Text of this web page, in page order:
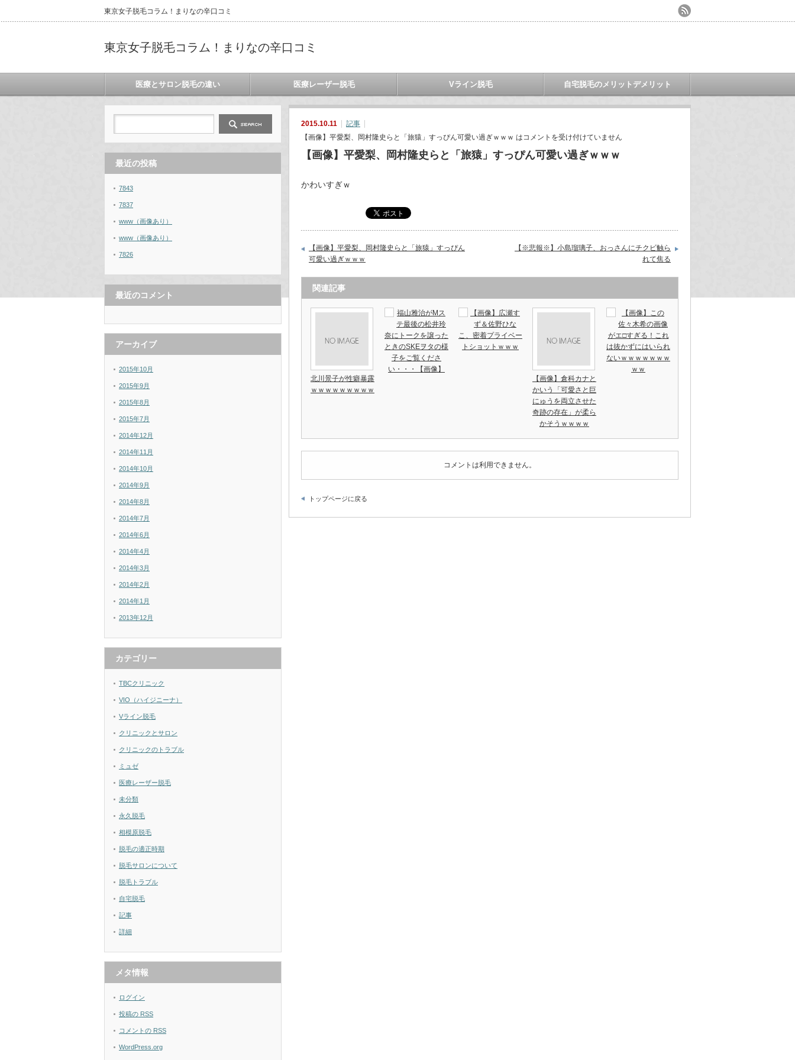
東京女子脱毛コラム！まりなの辛口コミ
東京女子脱毛コラム！まりなの辛口コミ
医療とサロン脱毛の違い 医療レーザー脱毛 Vライン脱毛 自宅脱毛のメリットデメリット
2015.10.11
記事
【画像】平愛梨、岡村隆史らと「旅猿」すっぴん可愛い過ぎｗｗｗ はコメントを受け付けていません
【画像】平愛梨、岡村隆史らと「旅猿」すっぴん可愛い過ぎｗｗｗ
かわいすぎｗ
【画像】平愛梨、岡村隆史らと「旅猿」すっぴん
可愛い過ぎｗｗｗ
【※悲報※】小島瑠璃子、おっさんにチクビ触ら
れて焦る
関連記事
北川景子が性癖暴露
ｗｗｗｗｗｗｗｗｗ
福山雅治がMス
テ最後の松井玲
奈にトークを譲った
ときのSKEヲタの様
子をご覧くださ
い・・・【画像】
【画像】広瀬す
ず＆佐野ひな
こ、密着プライベー
トショットｗｗｗ
【画像】倉科カナと
かいう「可愛さと巨
にゅうを両立させた
奇跡の存在」が柔ら
かそうｗｗｗｗ
【画像】この
佐々木希の画像
がエ□すぎる！これ
は抜かずにはいられ
ないｗｗｗｗｗｗｗ
ｗｗ
コメントは利用できません。
トップページに戻る
最近の投稿
7843
7837
www（画像あり）
www（画像あり）
7826
最近のコメント
アーカイブ
2015年10月
2015年9月
2015年8月
2015年7月
2014年12月
2014年11月
2014年10月
2014年9月
2014年8月
2014年7月
2014年6月
2014年4月
2014年3月
2014年2月
2014年1月
2013年12月
カテゴリー
TBCクリニック
VIO（ハイジニーナ）
Vライン脱毛
クリニックとサロン
クリニックのトラブル
ミュゼ
医療レーザー脱毛
未分類
永久脱毛
相模原脱毛
脱毛の適正時期
脱毛サロンについて
脱毛トラブル
自宅脱毛
記事
詳細
メタ情報
ログイン
投稿の RSS
コメントの RSS
WordPress.org